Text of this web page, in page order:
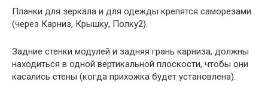
Планки для зеркала и для одежды крепятся саморезами
(через Карниз, Крышку, Полку2).
Задние стенки модулей и задняя грань карниза, должны
находиться в одной вертикальной плоскости, чтобы они
касались стены (когда прихожка будет установлена).